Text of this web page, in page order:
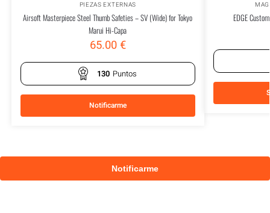
PIEZAS EXTERNAS
Airsoft Masterpiece Steel Thumb Safeties – SV (Wide) for Tokyo
Marui Hi-Capa
65.00€
130 Puntos
Notificarme
EDGE